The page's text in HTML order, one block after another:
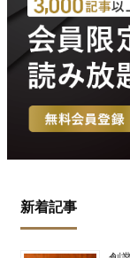
新着記事